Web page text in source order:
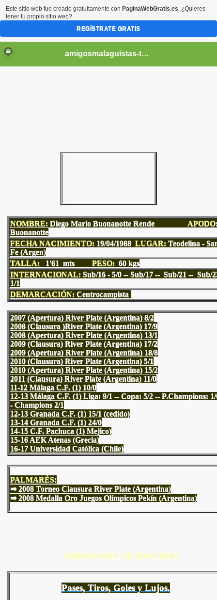
amigosmalaguistas-temporadas
NOMBRE: Diego Mario Buonanotte Rende APODO
Buonanotte
FECHA NACIMIENTO: 19/04/1988 LUGAR: Teodelina -
Fe (Argen)
TALLA: 1'61 mts PESO: 60 kgs
INTERNACIONAL: Sub/16 - 5/0 -- Sub/17 -- Sub/21 -- Sub/
1/1
DEMARCACIÓN: Centrocampista
2007 (Apertura) River Plate (Argentina) 8/2
2008 (Clausura )River Plate (Argentina) 17/9
2008 (Apertura) River Plate (Argentina) 13/1
2009 (Clausura) River Plate (Argentina) 17/2
2009 (Apertura) River Plate (Argentina) 18/8
2010 (Clausura) River Plate (Argentina) 5/1
2010 (Apertura) River Plate (Argentina) 15/2
2011 (Clausura) River Plate (Argentina) 11/0
11-12 Málaga C.F. (1) 10/0
12-13 Málaga C.F. (1) Liga: 9/1 -- Copa: 5/2 -- P.Champions:
- Champions 2/1
12-13 Granada C.F. (1) 15/1 (cedido)
13-14 Granada C.F. (1) 24/0
14-15 C.F. Pachuca (1) Mejico)
15-16 AEK Atenas (Grecia)
16-17 Universidad Católica (Chile)
PALMARÉS:
⇒ 2008 Torneo Clausura River Plate (Argentina)
⇒ 2008 Medalla Oro Juegos Olímpicos Pekín (Argentina)
VIDEOS RELACIONADOS
Pases, Tiros, Goles y Lujos.
Este sitio web fue creado gratuitamente con PaginaWebGratis.es. ¿Quieres
tener tu propio sitio web?
REGÍSTRATE GRATIS